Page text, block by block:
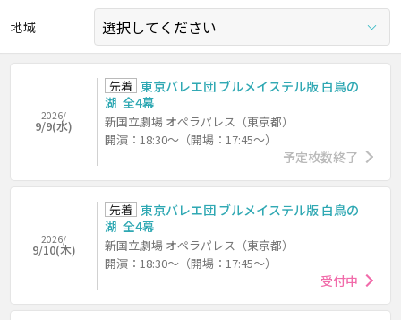
地域
2026/
9/9(水)
先着 東京バレエ団 ブルメイステル版 白鳥の
湖 全4幕
新国立劇場 オペラパレス（東京都）
開演：18:30～（開場：17:45～）
予定枚数終了
2026/
9/10(木)
先着 東京バレエ団 ブルメイステル版 白鳥の
湖 全4幕
新国立劇場 オペラパレス（東京都）
開演：18:30～（開場：17:45～）
受付中